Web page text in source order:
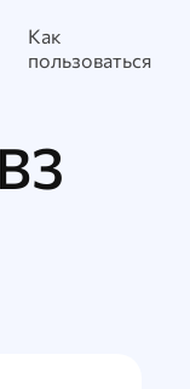
Как
пользоваться